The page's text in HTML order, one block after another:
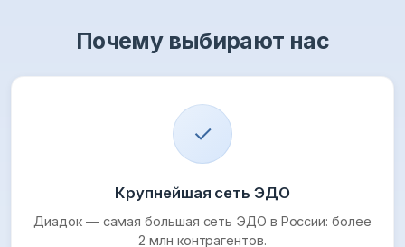
Почему выбирают нас
✓
Крупнейшая сеть ЭДО
Диадок — самая большая сеть ЭДО в России: более
2 млн контрагентов.